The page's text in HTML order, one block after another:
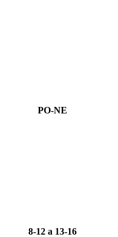
PO-NE
8-12 a 13-16